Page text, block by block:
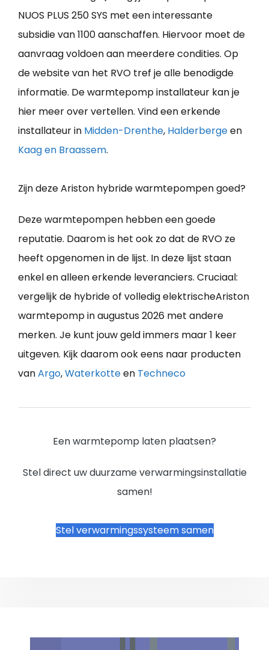
NUOS PLUS 250 SYS met een interessante
subsidie van 1100 aanschaffen. Hiervoor moet de
aanvraag voldoen aan meerdere condities. Op
de website van het RVO tref je alle benodigde
informatie. De warmtepomp installateur kan je
hier meer over vertellen. Vind een erkende
installateur in Midden-Drenthe, Halderbergeen
Kaag en Braassem.
Zijn deze Ariston hybride warmtepompen goed?
Deze warmtepompen hebben een goede
reputatie. Daarom is het ook zo dat de RVO ze
heeft opgenomen in de lijst. In deze lijst staan
enkel en alleen erkende leveranciers. Cruciaal:
vergelijk de hybride of volledig elektrischeAriston
warmtepomp in augustus 2026 met andere
merken. Je kunt jouw geld immers maar 1 keer
uitgeven. Kijk daarom ook eens naar producten
vanArgo,Waterkotteen Techneco
Een warmtepomp laten plaatsen?
Stel direct uw duurzame verwarmingsinstallatie
samen!
Stel verwarmingssysteem samen